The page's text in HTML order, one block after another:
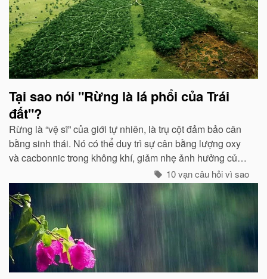
Tại sao nói "Rừng là lá phổi của Trái
đất"?
Rừng là “vệ sĩ” của giới tự nhiên, là trụ cột đảm bảo cân
bằng sinh thái. Nó có thể duy trì sự cân bằng lượng oxy
và cacbonnic trong không khí, giảm nhẹ ảnh hưởng của
các chất thải, khí độc gây nên ô nhiễm, làm trong sạch
môi trường...
10 vạn câu hỏi vì sao